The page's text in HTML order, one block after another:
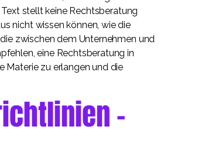
stellt keine Rechtsberatung
nicht wissen können, wie die
zwischen dem Unternehmen und
eine Rechtsberatung in
Materie zu erlangen und die
–